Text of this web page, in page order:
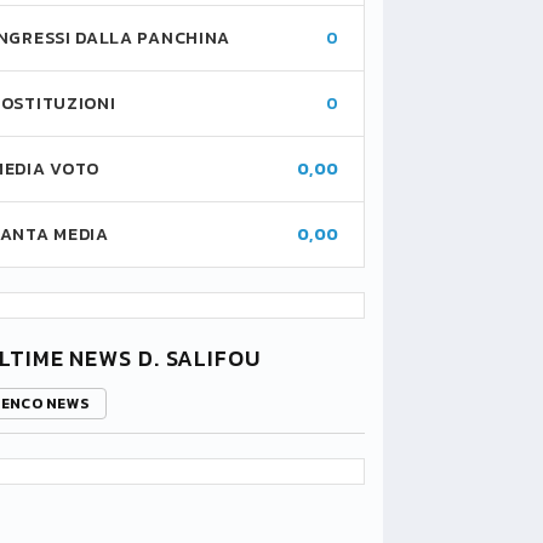
DALLA PANCHINA 0
0
VOTO 0,00
MEDIA 0,00
NEWS D. SALIFOU
NEWS